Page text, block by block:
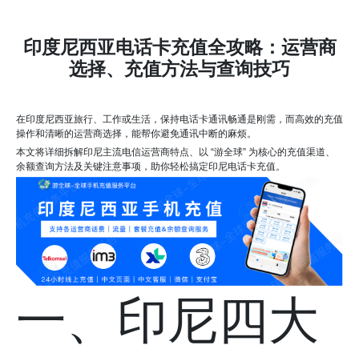
印度尼西亚电话卡充值全攻略：运营商
选择、充值方法与查询技巧
在印度尼西亚旅行、工作或生活，保持电话卡通讯畅通是刚需，而高效的充值
操作和清晰的运营商选择，能帮你避免通讯中断的麻烦。
本文将详细拆解印尼主流电信运营商特点、以 “游全球” 为核心的充值渠道、
余额查询方法及关键注意事项，助你轻松搞定印尼电话卡充值。
一、印尼四大